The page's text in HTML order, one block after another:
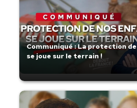
Communiqué : La protection
se joue sur le terrain !